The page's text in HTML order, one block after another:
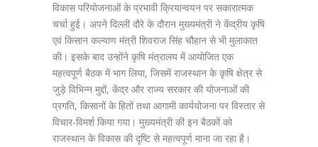
विकास परियोजनाओं के प्रभावी क्रियान्वयन पर सकारात्मक
चर्चा हुई। अपने दिल्ली दौरे के दौरान मुख्यमंत्री ने केंद्रीय कृषि
एवं किसान कल्याण मंत्री शिवराज सिंह चौहान से भी मुलाकात
की। इसके बाद उन्होंने कृषि मंत्रालय में आयोजित एक
महत्वपूर्ण बैठक में भाग लिया, जिसमें राजस्थान के कृषि क्षेत्र से
जुड़े विभिन्न मुद्दों, केंद्र और राज्य सरकार की योजनाओं की
प्रगति, किसानों के हितों तथा आगामी कार्ययोजना पर विस्तार से
विचार-विमर्श किया गया। मुख्यमंत्री की इन बैठकों को
राजस्थान के विकास की दृष्टि से महत्वपूर्ण माना जा रहा है।